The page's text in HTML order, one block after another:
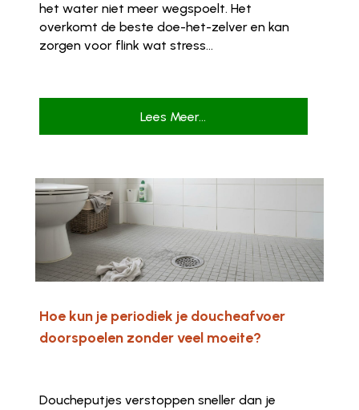
het water niet meer wegspoelt. Het
overkomt de beste doe-het-zelver en kan
zorgen voor flink wat stress...
Lees Meer...
Hoe kun je periodiek je doucheafvoer
doorspoelen zonder veel moeite?
Doucheputjes verstoppen sneller dan je